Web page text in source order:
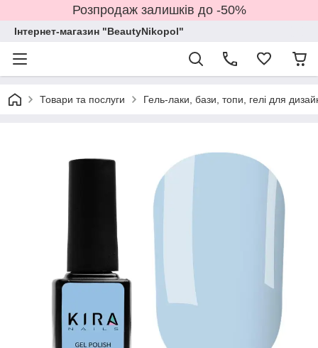
Розпродаж залишків до -50%
Інтернет-магазин "BeautyNikopol"
Товари та послуги Гель-лаки, бази, топи, гелі для